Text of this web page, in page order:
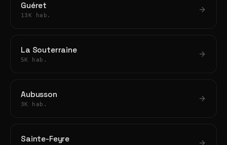
Guéret
13K hab.
La Souterraine
5K hab.
Aubusson
3K hab.
Sainte-Feyre